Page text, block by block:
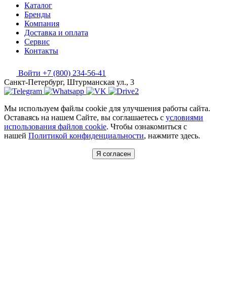
Каталог
Бренды
Компания
Доставка и оплата
Сервис
Контакты
Войти +7 (800) 234-56-41
Санкт-Петербург, Штурманская ул., 3
Мы используем файлы cookie для улучшения работы сайта.
Оставаясь на нашем Сайте, вы соглашаетесь с условиями
использования файлов cookie. Чтобы ознакомиться с
нашей Политикой конфиденциальности, нажмите здесь.
Я согласен